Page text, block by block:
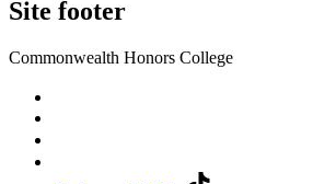
Site footer
Commonwealth Honors College